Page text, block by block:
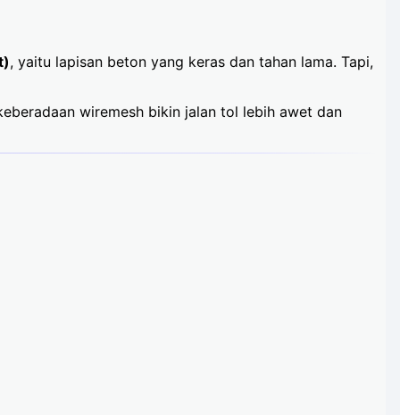
, yaitu lapisan beton yang keras dan tahan lama. Tapi,
wiremesh bikin jalan tol lebih awet dan